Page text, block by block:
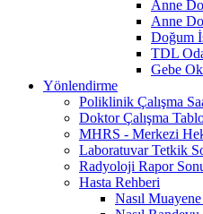
Anne
Anne
Doğum
TDL
Gebe
Yönlendirme
Poliklinik Çalışma
Doktor Çalışma
MHRS - Merkezi
Laboratuvar Tetkik
Radyoloji Rapor
Hasta Rehberi
Nasıl